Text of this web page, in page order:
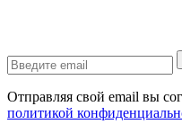
Отправляя свой email вы
политикой